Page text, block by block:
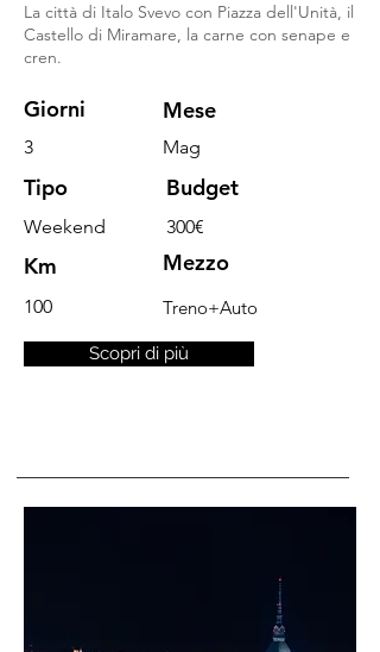
La città di Italo Svevo con Piazza dell'Unità, il
Castello di Miramare, la carne con senape e
cren.
Giorni Mese
3 Mag
Tipo Budget
Weekend
Km
300€
Mezzo
100 Treno+Auto
Scopri di più